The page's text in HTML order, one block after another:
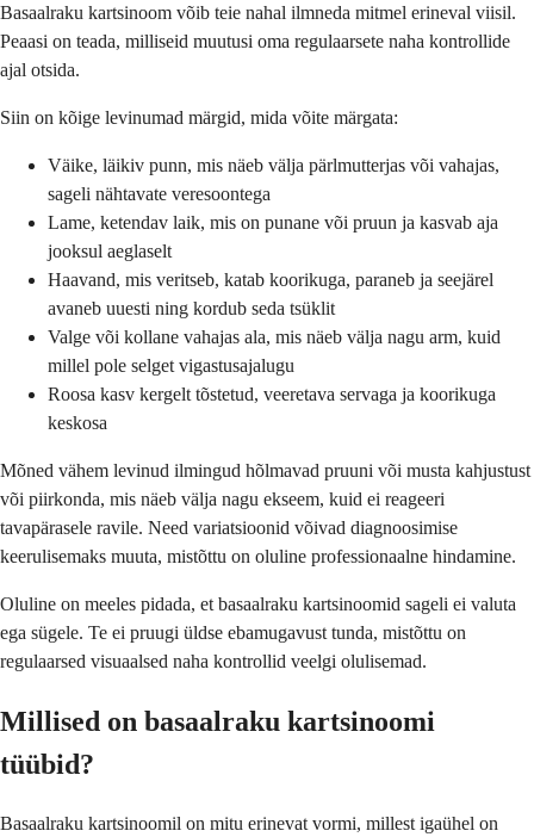
Basaalraku kartsinoom võib teie nahal ilmneda mitmel erineval viisil.
Peaasi on teada, milliseid muutusi oma regulaarsete naha kontrollide
ajal otsida.
Siin on kõige levinumad märgid, mida võite märgata:
Väike, läikiv punn, mis näeb välja pärlmutterjas või vahajas,
sageli nähtavate veresoontega
Lame, ketendav laik, mis on punane või pruun ja kasvab aja
jooksul aeglaselt
Haavand, mis veritseb, katab koorikuga, paraneb ja seejärel
avaneb uuesti ning kordub seda tsüklit
Valge või kollane vahajas ala, mis näeb välja nagu arm, kuid
millel pole selget vigastusajalugu
Roosa kasv kergelt tõstetud, veeretava servaga ja koorikuga
keskosa
Mõned vähem levinud ilmingud hõlmavad pruuni või musta kahjustust
või piirkonda, mis näeb välja nagu ekseem, kuid ei reageeri
tavapärasele ravile. Need variatsioonid võivad diagnoosimise
keerulisemaks muuta, mistõttu on oluline professionaalne hindamine.
Oluline on meeles pidada, et basaalraku kartsinoomid sageli ei valuta
ega sügele. Te ei pruugi üldse ebamugavust tunda, mistõttu on
regulaarsed visuaalsed naha kontrollid veelgi olulisemad.
Millised on basaalraku kartsinoomi
tüübid?
Basaalraku kartsinoomil on mitu erinevat vormi, millest igaühel on